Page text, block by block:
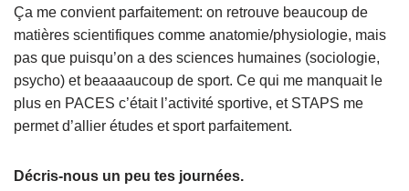
Ça me convient parfaitement: on retrouve beaucoup de
matières scientifiques comme anatomie/physiologie, mais
pas que puisqu’on a des sciences humaines (sociologie,
psycho) et beaaaaucoup de sport. Ce qui me manquait le
plus en PACES c’était l’activité sportive, et STAPS me
permet d’allier études et sport parfaitement.
Décris-nous un peu tes journées.